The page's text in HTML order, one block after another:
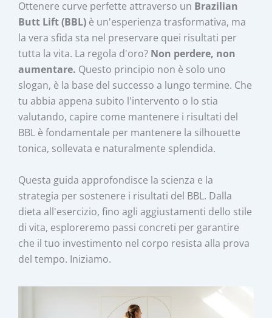
Ottenere curve perfette attraverso un Brazilian
Butt Lift (BBL) è un'esperienza trasformativa, ma
la vera sfida sta nel preservare quei risultati per
tutta la vita. La regola d'oro? Non perdere, non
aumentare. Questo principio non è solo uno
slogan, è la base del successo a lungo termine. Che
tu abbia appena subito l'intervento o lo stia
valutando, capire come mantenere i risultati del
BBL è fondamentale per mantenere la silhouette
tonica, sollevata e naturalmente splendida.
Questa guida approfondisce la scienza e la
strategia per sostenere i risultati del BBL. Dalla
dieta all'esercizio, fino agli aggiustamenti dello stile
di vita, esploreremo passi concreti per garantire
che il tuo investimento nel corpo resista alla prova
del tempo. Iniziamo.